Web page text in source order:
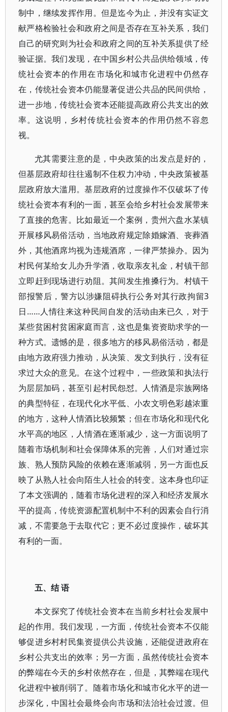
制中，继续发挥作用。但是迄今为止，并没有实证文
献严格检验社会和政府之间是否存在互补关系，我们
自己的研究则为社会和政府之间的互补关系提供了经
验证据。我们发现，在中国乡村公共品供给领域，传
统社会资本的作用在市场化和城市化进程中仍然存
在，传统社会资本仍能显著促进公共品的民间供给，
进一步地，传统社会资本还能提高政府公共支出的效
率。这说明，乡村传统社会资本的作用仍然不容忽
视。
尤其需要注意的是，中央政策的出发点是好的，
但基层政府却往往遏制不住权力冲动，中央政策被基
层政府放大滥用。基层政府的过度操作不仅破坏了传
统社会资本有利的一面，甚至会给乡村社会发展带来
了直接的危害。比如最近一个案例，贵州六盘水某镇
开展移风易俗活动，当地政府规定除婚嫁酒、丧葬酒
外，其他酒席均视为违规酒席，一律严禁操办。因为
村民何某给女儿办升学酒，收取亲友礼金，村镇干部
立即赶到现场进行劝阻。其间发生推搡行为。村镇干
部报警后，警方以涉嫌阻碍执行公务对其行政拘留3
日……人情往来这种民间自发的活动由来已久，对于
某些贫困村贫困家庭而言，这也是集资资助求学的一
种方式。遗憾的是，很多地方的移风易俗活动，都是
由地方政府强力推动，从决策、发文到执行，没有征
求过大众的意见。在这个过程中，一些政策和执法行
为层层加码，甚至引起村民怨怼。人情酒是宗族网络
的典型特征，在现代化水平低、小农文明色彩越浓重
的地方，这种人情酒比较频繁；但在市场化和现代化
水平高的地区，人情酒在逐渐减少，这一方面说明了
随着市场机制和社会保障体系的完善，人们对通过宗
族、熟人预防风险的依赖在逐渐减弱，另一方面也反
映了从熟人社会向陌生人社会的转变。这本身也印证
了本文强调的，随着市场化进程的深入和经济发展水
平的提高，传统资源配置机制中不利的因素会自行消
减，不需要急于去取代它；更不必过度操作，破坏其
有利的一面。
五、结 语
本文探究了传统社会资本在当前乡村社会发展中
起的作用。我们发现，一方面，传统社会资本不仅能
够促进乡村村民集资提供公共设施，还能促进政府在
乡村公共支出的效率；另一方面，虽然传统社会资本
的弊端在今天的乡村依然存在，但是，其弊端在现代
化进程中被削弱了。随着市场化和城市化水平的进一
步深化，中国社会最终会向市场和法治社会过渡。但